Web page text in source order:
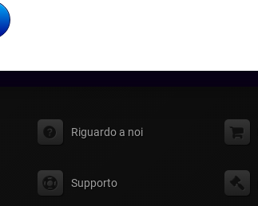
Riguardo a noi
Supporto